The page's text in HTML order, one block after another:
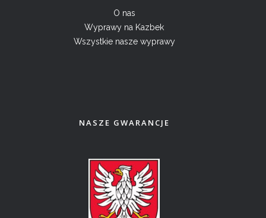
O nas
Wyprawy na Kazbek
Wszystkie nasze wyprawy
NASZE GWARANCJE